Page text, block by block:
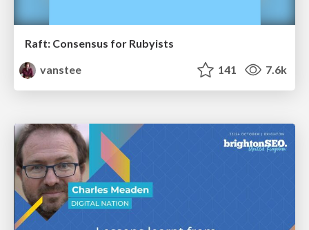
Raft: Consensus for Rubyists
vanstee
141 7.6k